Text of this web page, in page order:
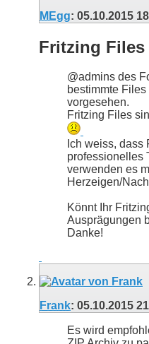
MEgg: 05.10.2015
Fritzing
@admins des
bestimmte
vorgesehen.
Fritzing Files
Ich weiss, dass
professionelles
verwenden es
Herzeigen/
Könnt Ihr
Ausprägungen
Danke!
Frank: 05.10.2015
Es wird